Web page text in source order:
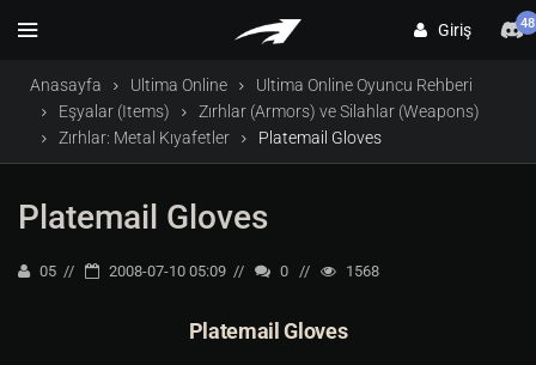
Giriş 48
Anasayfa Ultima Online
Ultima Online Oyuncu Rehberi
Eşyalar (Items)
Zırhlar (Armors) ve Silahlar (Weapons)
Zırhlar: Metal Kıyafetler
Platemail Gloves
Platemail Gloves
05 2008-07-10 05:09 0 1568
Platemail Gloves